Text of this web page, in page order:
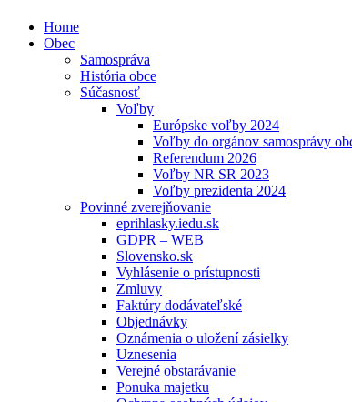
Home
Obec
Samospráva
História obce
Súčasnosť
Voľby
Európske voľby 2024
Voľby do orgánov samosprávy
Referendum 2026
Voľby NR SR 2023
Voľby prezidenta 2024
Povinné zverejňovanie
eprihlasky.iedu.sk
GDPR – WEB
Slovensko.sk
Vyhlásenie o prístupnosti
Zmluvy
Faktúry dodávateľské
Objednávky
Oznámenia o uložení zásielky
Uznesenia
Verejné obstarávanie
Ponuka majetku